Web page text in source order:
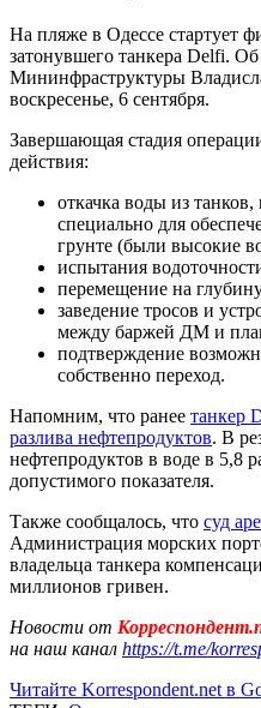
На пляже в Одессе стартует
затонувшего танкера Delfi.
Мининфраструктуры
воскресенье, 6 сентября.
Завершающая стадия
действия:
откачка воды из
специально для
грунте (были высокие
испытания
перемещение на
заведение тросов и
между баржей ДМ и
подтверждение
собственно переход.
Напомним, что ранее танкер
разлива нефтепродуктов. В
нефтепродуктов в воде в 5,8
допустимого показателя.
Также сообщалось, что суд
Администрация морских
владельца танкера
миллионов гривен.
Новости от
на наш канал https://t.me/
Читайте Korrespondent.net в